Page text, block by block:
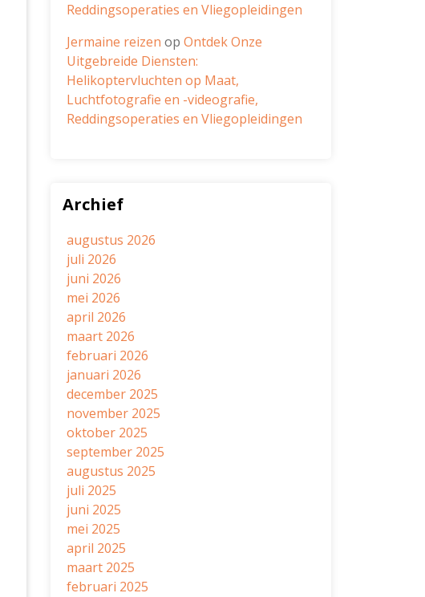
Reddingsoperaties en Vliegopleidingen
Jermaine reizen op Ontdek Onze
Uitgebreide Diensten:
Helikoptervluchten op Maat,
Luchtfotografie en -videografie,
Reddingsoperaties en Vliegopleidingen
Archief
augustus 2026
juli 2026
juni 2026
mei 2026
april 2026
maart 2026
februari 2026
januari 2026
december 2025
november 2025
oktober 2025
september 2025
augustus 2025
juli 2025
juni 2025
mei 2025
april 2025
maart 2025
februari 2025